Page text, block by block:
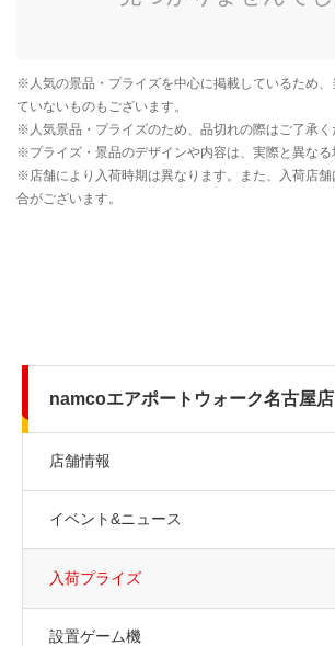
namcoエアポートウォーク名古屋店
店舗情報
イベント&ニュース
入荷プライズ
設置ゲーム機